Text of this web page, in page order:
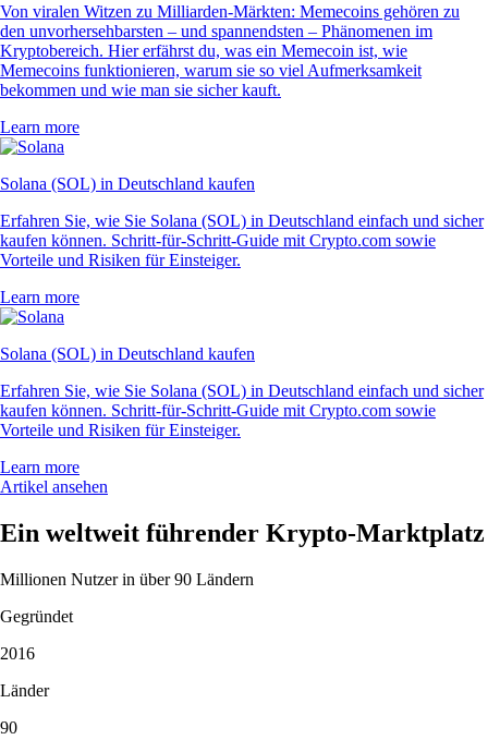
Von viralen Witzen zu Milliarden-Märkten: Memecoins gehören zu
den unvorhersehbarsten – und spannendsten – Phänomenen im
Kryptobereich. Hier erfährst du, was ein Memecoin ist, wie
Memecoins funktionieren, warum sie so viel Aufmerksamkeit
bekommen und wie man sie sicher kauft.
Learn more
Solana (SOL) in Deutschland kaufen
Erfahren Sie, wie Sie Solana (SOL) in Deutschland einfach und sicher
kaufen können. Schritt-für-Schritt-Guide mit Crypto.com sowie
Vorteile und Risiken für Einsteiger.
Learn more
Solana (SOL) in Deutschland kaufen
Erfahren Sie, wie Sie Solana (SOL) in Deutschland einfach und sicher
kaufen können. Schritt-für-Schritt-Guide mit Crypto.com sowie
Vorteile und Risiken für Einsteiger.
Learn more
Artikel ansehen
Ein weltweit führender Krypto-Marktplatz
Millionen Nutzer in über 90 Ländern
Gegründet
2016
Länder
90